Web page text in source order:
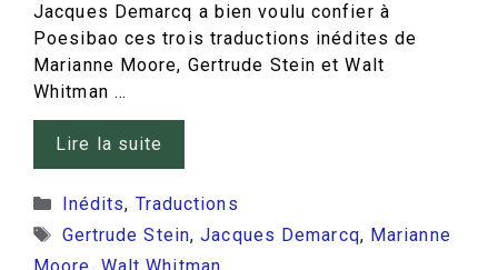
Jacques Demarcq a bien voulu confier à
Poesibao ces trois traductions inédites de
Marianne Moore, Gertrude Stein et Walt
Whitman …
Lire la suite
Catégories
Inédits, Traductions
Étiquettes
Gertrude Stein,Jacques Demarcq, Marianne